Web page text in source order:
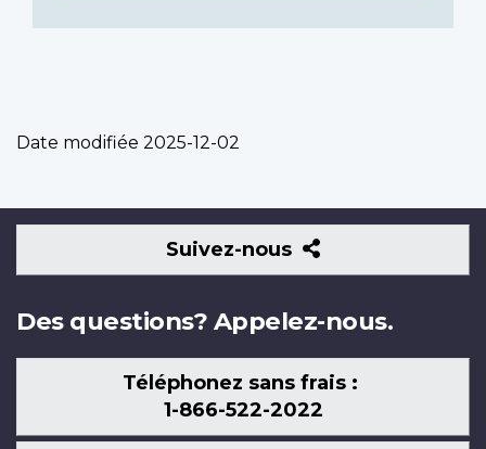
Date modifiée 2025-12-02
Suivez-nous
Suivez-
nous
Des questions? Appelez-nous.
Téléphonez sans frais :
1-866-522-2022